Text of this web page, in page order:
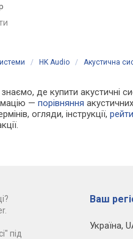
/ HK Audio / Акустична
де купити акустичні
—порівняння
огляди, інструкції,
під
Ваш
Україна,